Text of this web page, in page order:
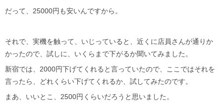
だって、25000円も安いんですから。
それで、実機を触って、いじっていると、近くに店員さんが通りか
かったので、試しに、いくらまで下がるか聞いてみました。
新宿では、2000円下げてくれると言っていたので、ここではそれを
言ったら、どれくらい下げてくれるか、試してみたのです。
まあ、いいとこ、2500円くらいだろうと思いました。